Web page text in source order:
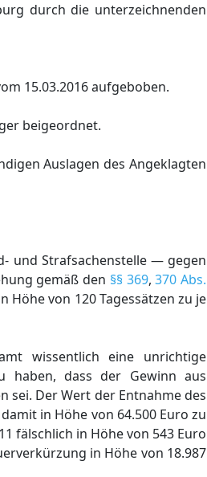
durch die unterzeichnenden
15.03.2016 aufgeboben.
beigeordnet.
Auslagen des Angeklagten
und Strafsachenstelle — gegen
gemäß den §§ 369,370 Abs.
Höhe von 120 Tagessätzen zu je
wissentlich eine unrichtige
haben, dass der Gewinn aus
sei. Der Wert der Entnahme des
in Höhe von 64.500 Euro zu
fälschlich in Höhe von 543 Euro
in Höhe von 18.987